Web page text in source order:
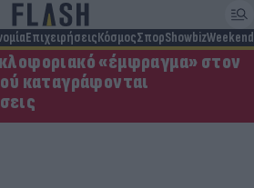
ΕπιχειρήσειςΚόσμοςΣπορShowbizWeekend
«έμφραγμα» στον
καταγράφονται